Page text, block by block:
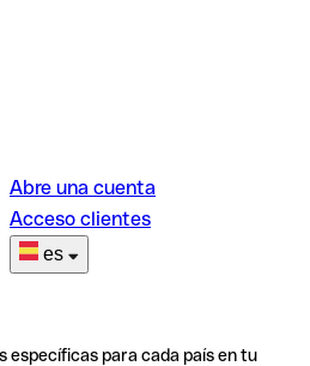
Abre una cuenta
Acceso clientes
es
específicas para cada país en tu